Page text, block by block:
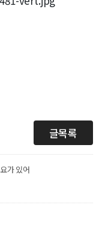
글목록
가 있어